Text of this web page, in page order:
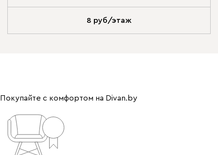
8 руб/этаж
Покупайте с комфортом на Divan.by